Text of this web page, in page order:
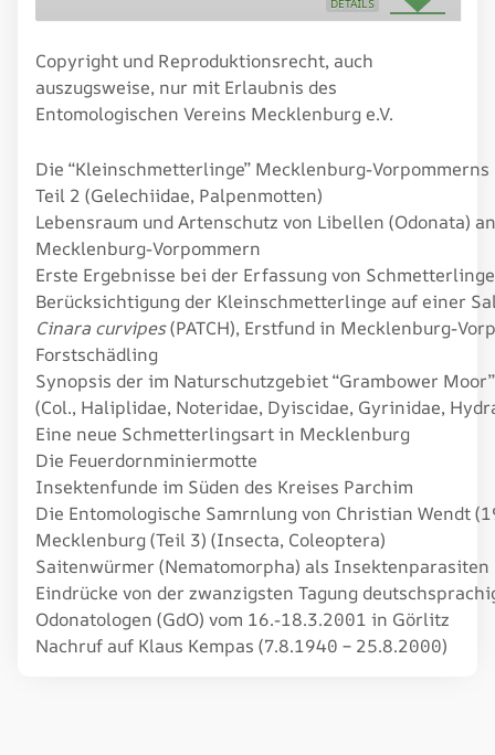
Copyright und Reproduktionsrecht, auch
auszugsweise, nur mit Erlaubnis des
Entomologischen Vereins Mecklenburg e.V.
Die “Kleinschmetterlinge” Mecklenburg-Vorpommerns
Teil 2 (Gelechiidae, Palpenmotten)
Lebensraum und Artenschutz von Libellen (Odonata)
Mecklenburg-Vorpommern
Erste Ergebnisse bei der Erfassung von
Berücksichtigung der Kleinschmetterlinge auf einer
Cinara curvipes(PATCH), Erstfund in Mecklenburg-
Forstschädling
Synopsis der im Naturschutzgebiet “Grambower
(Col., Haliplidae, Noteridae, Dyiscidae, Gyrinidae,
Eine neue Schmetterlingsart in Mecklenburg
Die Feuerdornminiermotte
Insektenfunde im Süden des Kreises Parchim
Die Entomologische Samrnlung von Christian Wendt
Mecklenburg (Teil 3) (Insecta, Coleoptera)
Saitenwürmer (Nematomorpha) als Insektenparasiten
Eindrücke von der zwanzigsten Tagung
Odonatologen (GdO) vom 16.-18.3.2001 in Görlitz
Nachruf auf Klaus Kempas (7.8.1940 – 25.8.2000)